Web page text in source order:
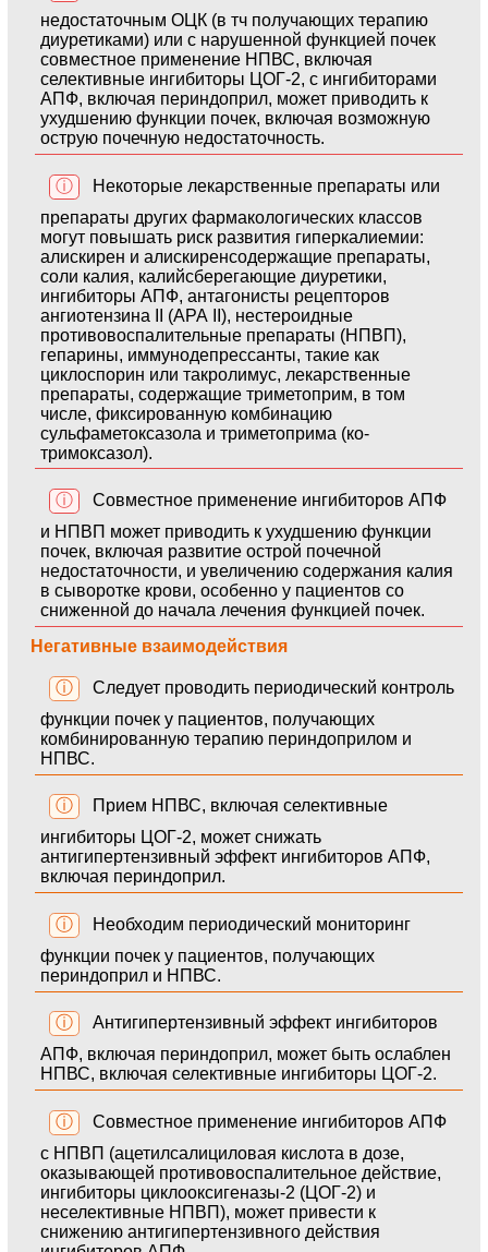
недостаточным ОЦК (в тч получающих терапию
диуретиками) или с нарушенной функцией почек
совместное применение НПВС, включая
селективные ингибиторы ЦОГ-2, с ингибиторами
АПФ, включая периндоприл, может приводить к
ухудшению функции почек, включая возможную
острую почечную недостаточность.
ⓘ
Некоторые лекарственные препараты или
препараты других фармакологических классов
могут повышать риск развития гиперкалиемии:
алискирен и алискиренсодержащие препараты,
соли калия, калийсберегающие диуретики,
ингибиторы АПФ, антагонисты рецепторов
ангиотензина II (АРА II), нестероидные
противовоспалительные препараты (НПВП),
гепарины, иммунодепрессанты, такие как
циклоспорин или такролимус, лекарственные
препараты, содержащие триметоприм, в том
числе, фиксированную комбинацию
сульфаметоксазола и триметоприма (ко-
тримоксазол).
ⓘ
Совместное применение ингибиторов АПФ
и НПВП может приводить к ухудшению функции
почек, включая развитие острой почечной
недостаточности, и увеличению содержания калия
в сыворотке крови, особенно у пациентов со
сниженной до начала лечения функцией почек.
Негативные взаимодействия
ⓘ
Следует проводить периодический контроль
функции почек у пациентов, получающих
комбинированную терапию периндоприлом и
НПВС.
ⓘ
Прием НПВС, включая селективные
ингибиторы ЦОГ-2, может снижать
антигипертензивный эффект ингибиторов АПФ,
включая периндоприл.
ⓘ
Необходим периодический мониторинг
функции почек у пациентов, получающих
периндоприл и НПВС.
ⓘ
Антигипертензивный эффект ингибиторов
АПФ, включая периндоприл, может быть ослаблен
НПВС, включая селективные ингибиторы ЦОГ-2.
ⓘ
Совместное применение ингибиторов АПФ
с НПВП (ацетилсалициловая кислота в дозе,
оказывающей противовоспалительное действие,
ингибиторы циклооксигеназы‑2 (ЦОГ‑2) и
неселективные НПВП), может привести к
снижению антигипертензивного действия